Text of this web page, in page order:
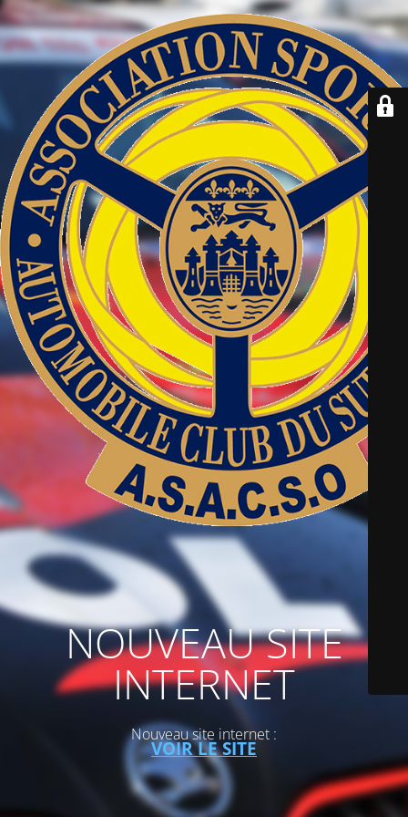
NOUVEAU SITE
INTERNET
Nouveau site internet :
VOIR LE SITE